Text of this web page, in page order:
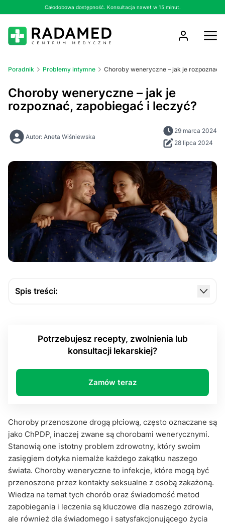
Całodobowa dostępność. Konsultacja nawet w 15 minut.
Poradnik Problemy intymne Choroby weneryczne – jak je rozpoznać,
Choroby weneryczne – jak je
rozpoznać, zapobiegać i leczyć?
Autor: Aneta Wiśniewska
29 marca 2024
28 lipca 2024
Spis treści:
Choroby weneryczne i ich objawy
Jak zapobiegać i leczyć choroby przenoszone
droga płciową?
Potrzebujesz recepty, zwolnienia lub
konsultacji lekarskiej?
Zamów teraz
Choroby przenoszone drogą płciową, często oznaczane są
jako ChPDP, inaczej zwane są chorobami wenerycznymi.
Stanowią one istotny problem zdrowotny, który swoim
zasięgiem dotyka niemalże każdego zakątku naszego
świata. Choroby weneryczne to infekcje, które mogą być
przenoszone przez kontakty seksualne z osobą zakażoną.
Wiedza na temat tych chorób oraz świadomość metod
zapobiegania i leczenia są kluczowe dla naszego zdrowia,
ale również dla świadomego i satysfakcjonującego życia